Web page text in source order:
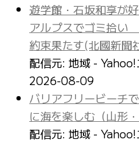
遊学館・石坂和享が
アルプスでゴミ拾い
約束果たす(北國新聞
配信元: 地域 - Yahoo!
2026-08-09
バリアフリービーチ
に海を楽しむ（山形
配信元: 地域 - Yahoo!